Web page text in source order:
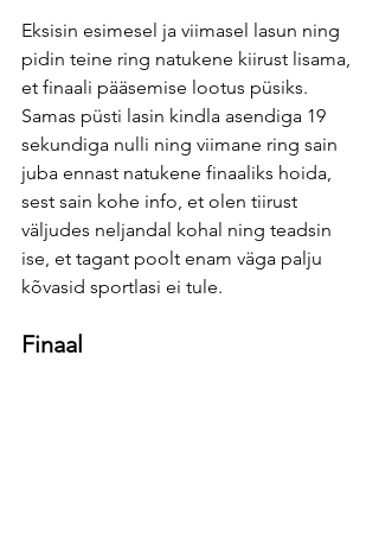
Eksisin esimesel ja viimasel lasun ning
pidin teine ring natukene kiirust lisama,
et finaali pääsemise lootus püsiks.
Samas püsti lasin kindla asendiga 19
sekundiga nulli ning viimane ring sain
juba ennast natukene finaaliks hoida,
sest sain kohe info, et olen tiirust
väljudes neljandal kohal ning teadsin
ise, et tagant poolt enam väga palju
kõvasid sportlasi ei tule.
Finaal